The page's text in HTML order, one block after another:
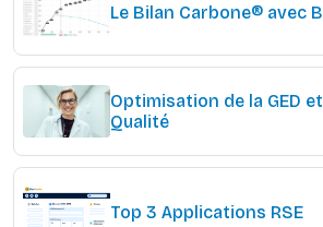
Le Bilan Carbone® avec
Optimisation de la GED
Qualité
Top 3 Applications RSE